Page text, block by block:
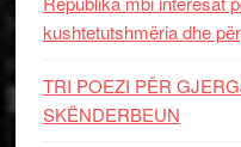
kushtetutshmëria dhe
TRI POEZI PËR
SKËNDERBEUN